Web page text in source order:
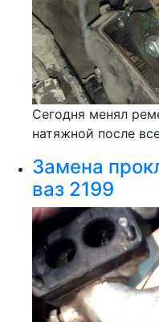
Сегодня менял
натяжной после
Замена
ваз 2199